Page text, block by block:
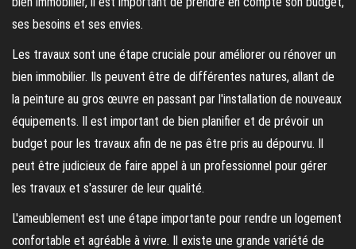
ses besoins et ses envies.
Les travaux sont une étape cruciale pour améliorer ou rénover un
bien immobilier. Ils peuvent être de différentes natures, allant de
la peinture au gros œuvre en passant par l'installation de nouveaux
équipements. Il est important de bien planifier et de prévoir un
budget pour les travaux afin de ne pas être pris au dépourvu. Il
peut être judicieux de faire appel à un professionnel pour gérer
les travaux et s'assurer de leur qualité.
L'ameublement est une étape importante pour rendre un logement
confortable et agréable à vivre. Il existe une grande variété de